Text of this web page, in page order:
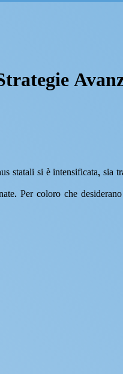
statali si è intensificata,
Per coloro che